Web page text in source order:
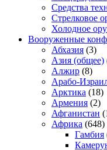
Средства
Стрелковое
Холодное
Вооруженные
Абхазия (3)
Азия (общее)
Алжир (8)
Арабо-
Арктика (18)
Армения (2)
Афганистан
Африка (648)
Гамбия